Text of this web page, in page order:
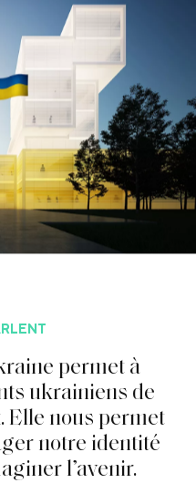
raine permetà
ts ukrainiens de
. Elle nous permet
gernotre identité
aginerl’avenir.